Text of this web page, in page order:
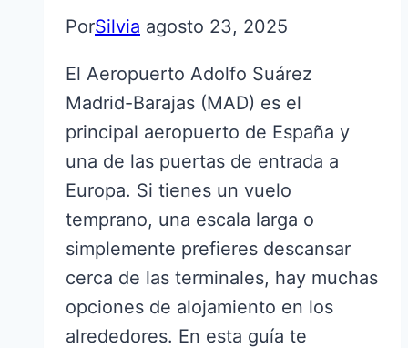
PorSilvia agosto 23, 2025
El Aeropuerto Adolfo Suárez
Madrid-Barajas (MAD) es el
principal aeropuerto de España y
una de las puertas de entrada a
Europa. Si tienes un vuelo
temprano, una escala larga o
simplemente prefieres descansar
cerca de las terminales, hay muchas
opciones de alojamiento en los
alrededores. En esta guía te